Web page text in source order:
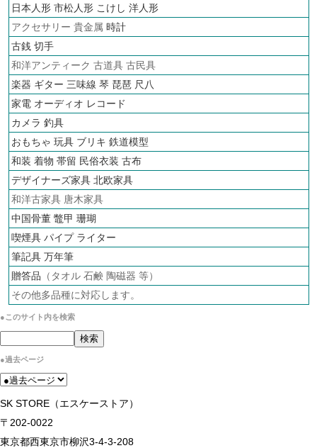
日本人形 市松人形 こけし 洋人形
アクセサリー 貴金属 時計
古銭 切手
和洋アンティーク 古道具 古民具
楽器 ギター 三味線 琴 琵琶 尺八
家電 オーディオ レコード
カメラ 釣具
おもちゃ 玩具 ブリキ 鉄道模型
和装 着物 帯留 民俗衣装 古布
デザイナーズ家具 北欧家具
和洋古家具 唐木家具
中国骨董 鼈甲 珊瑚
喫煙具 パイプ ライター
筆記具 万年筆
贈答品 （タオル 石鹸 陶磁器 等）
その他多品種に対応します。
●このサイト内を検索
●過去ページ
SK STORE（エスケーストア）
〒202-0022
東京都西東京市柳沢3-4-3-208